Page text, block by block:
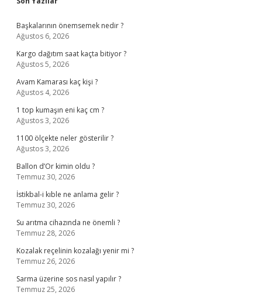
Sidebar
Başkalarının önemsemek nedir ?
Ağustos 6, 2026
Kargo dağıtım saat kaçta bitiyor ?
Ağustos 5, 2026
Avam Kamarası kaç kişi ?
Ağustos 4, 2026
1 top kumaşın eni kaç cm ?
Ağustos 3, 2026
1100 ölçekte neler gösterilir ?
Ağustos 3, 2026
Ballon d’Or kimin oldu ?
Temmuz 30, 2026
İstikbal-i kıble ne anlama gelir ?
Temmuz 30, 2026
Su arıtma cihazında ne önemli ?
Temmuz 28, 2026
Kozalak reçelinin kozalağı yenir mi ?
Temmuz 26, 2026
Sarma üzerine sos nasıl yapılır ?
Temmuz 25, 2026